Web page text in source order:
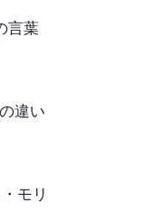
言葉
違い
モリ